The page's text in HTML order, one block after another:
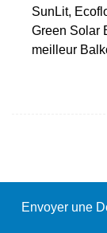
SunLit,
Green Solar
meilleur
Envoyer une